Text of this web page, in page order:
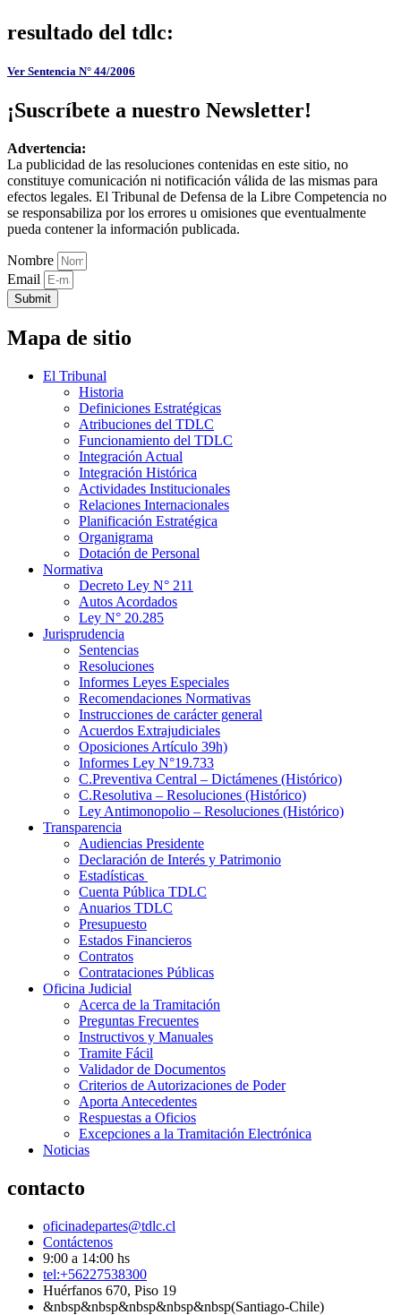
resultado del tdlc:
Ver Sentencia N° 44/2006
¡Suscríbete a nuestro Newsletter!
Advertencia:
La publicidad de las resoluciones contenidas en este sitio, no
constituye comunicación ni notificación válida de las mismas para
efectos legales. El Tribunal de Defensa de la Libre Competencia no
se responsabiliza por los errores u omisiones que eventualmente
pueda contener la información publicada.
Nombre
Email
Submit
Mapa de sitio
El Tribunal
Historia
Definiciones Estratégicas
Atribuciones del TDLC
Funcionamiento del TDLC
Integración Actual
Integración Histórica
Actividades Institucionales
Relaciones Internacionales
Planificación Estratégica
Organigrama
Dotación de Personal
Normativa
Decreto Ley N° 211
Autos Acordados
Ley N° 20.285
Jurisprudencia
Sentencias
Resoluciones
Informes Leyes Especiales
Recomendaciones Normativas
Instrucciones de carácter general
Acuerdos Extrajudiciales
Oposiciones Artículo 39h)
Informes Ley N°19.733
C.Preventiva Central – Dictámenes (Histórico)
C.Resolutiva – Resoluciones (Histórico)
Ley Antimonopolio – Resoluciones (Histórico)
Transparencia
Audiencias Presidente
Declaración de Interés y Patrimonio
Estadísticas
Cuenta Pública TDLC
Anuarios TDLC
Presupuesto
Estados Financieros
Contratos
Contrataciones Públicas
Oficina Judicial
Acerca de la Tramitación
Preguntas Frecuentes
Instructivos y Manuales
Tramite Fácil
Validador de Documentos
Criterios de Autorizaciones de Poder
Aporta Antecedentes
Respuestas a Oficios
Excepciones a la Tramitación Electrónica
Noticias
contacto
oficinadepartes@tdlc.cl
Contáctenos
9:00 a 14:00 hs
tel:+56227538300
Huérfanos 670, Piso 19
&nbsp&nbsp&nbsp&nbsp&nbsp(Santiago-Chile)